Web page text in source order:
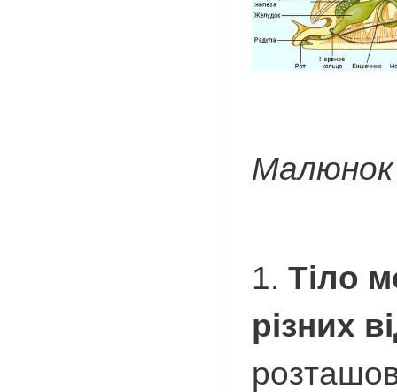
Малюнок
1. Тіло
різних